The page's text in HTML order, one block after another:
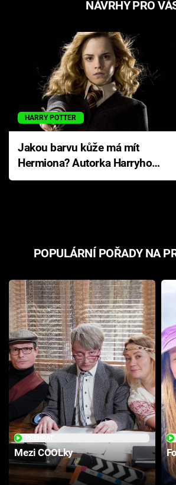
NÁVRHY PRO
HARRY POTTER
Jakou barvu kůže má mít
Hermiona? Autorka Harryho
Pottera přišla s ráznou
POPULÁRNÍ POŘADY NA
Mezi COOLky